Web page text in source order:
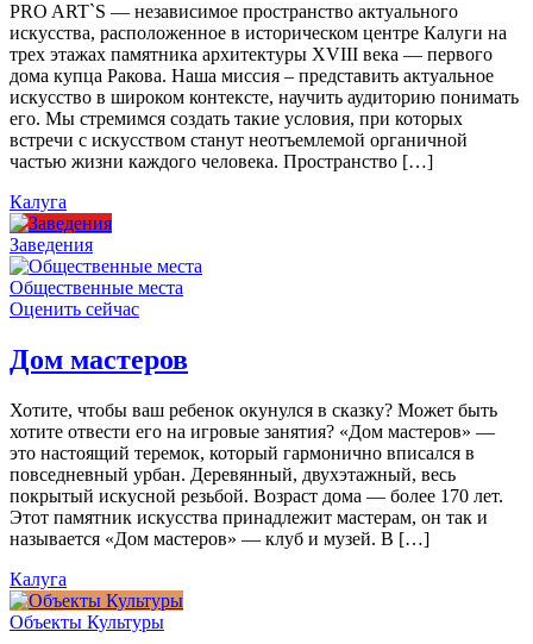
PRO ART`S — независимое пространство актуального
искусства, расположенное в историческом центре Калуги на
трех этажах памятника архитектуры XVIII века — первого
дома купца Ракова. Наша миссия – представить актуальное
искусство в широком контексте, научить аудиторию понимать
его. Мы стремимся создать такие условия, при которых
встречи с искусством станут неотъемлемой органичной
частью жизни каждого человека. Пространство […]
Калуга
Заведения
Общественные места
Оценить сейчас
Дом мастеров
Хотите, чтобы ваш ребенок окунулся в сказку? Может быть
хотите отвести его на игровые занятия? «Дом мастеров» —
это настоящий теремок, который гармонично вписался в
повседневный урбан. Деревянный, двухэтажный, весь
покрытый искусной резьбой. Возраст дома — более 170 лет.
Этот памятник искусства принадлежит мастерам, он так и
называется «Дом мастеров» — клуб и музей. В […]
Калуга
Объекты Культуры